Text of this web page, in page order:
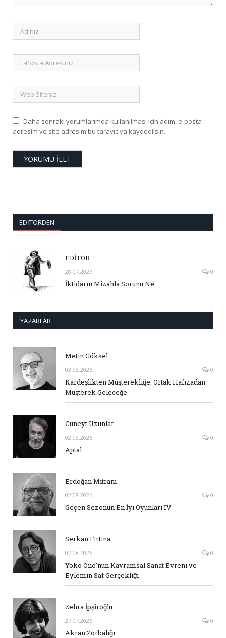
Daha sonraki yorumlarımda kullanılması için adım, e-posta
adresim ve site adresim bu tarayıcıya kaydedilsin.
EDITÖRDEN
EDİTÖR
28.07.2026 0
İktidarın Mizahla Sorunu Ne
YAZARLAR
Metin Göksel
03.08.2026 0
Kardeşlikten Müşterekliğe: Ortak Hafızadan
Müşterek Geleceğe
Cüneyt Uzunlar
02.08.2026 0
Aptal
Erdoğan Mitrani
02.08.2026 0
Geçen Sezonun En İyi Oyunları IV
Serkan Fırtına
02.08.2026 0
Yoko Ono’nun Kavramsal Sanat Evreni ve
Eylemin Saf Gerçekliği
Zehra İpşiroğlu
27.07.2026 0
Akran Zorbalığı